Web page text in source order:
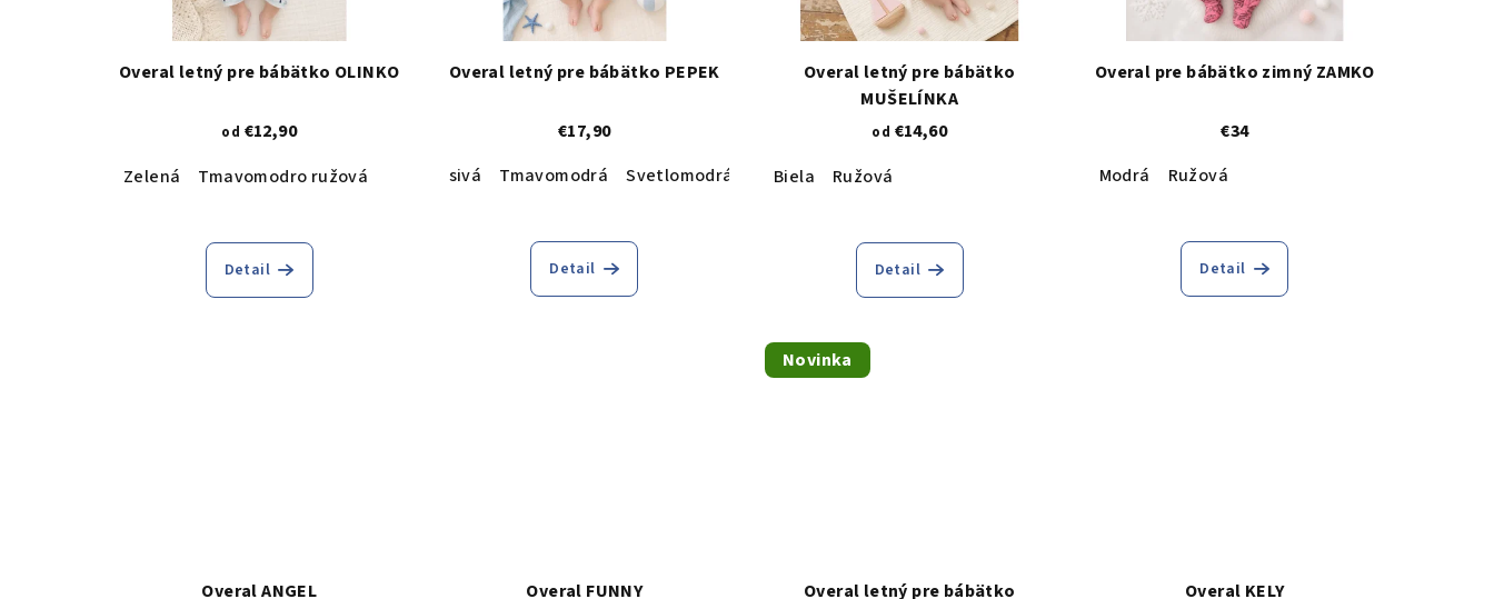
Overal letný pre bábätko OLINKO
od €12,90
Zelená
Tmavomodro ružová
Detail
Overal letný pre bábätko PEPEK
€17,90
sivá
Tmavomodrá Svetlomodrá
Detail
Overal letný pre bábätko
MUŠELÍNKA
od €14,60
Biela
Ružová
Detail
Overal pre bábätko zimný ZAMKO
€34
Modrá
Ružová
Detail
Overal ANGEL Overal FUNNY
Novinka
Overal letný pre bábätko Overal KELY